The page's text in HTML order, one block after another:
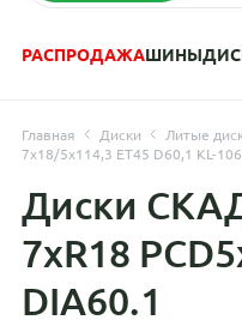
РАСПРОДАЖАШИНЫ
Главная Диски
Литые
7x18/5x114,3 ET45 D60,1 KL-
Диски
7xR18
DIA60.1